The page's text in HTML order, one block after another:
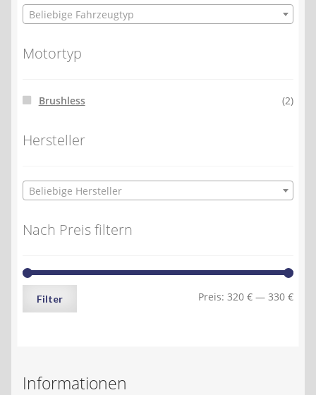
Beliebige Fahrzeugtyp
Motortyp
Brushless (2)
Hersteller
Beliebige Hersteller
Nach Preis filtern
Min.
Max.
Filter Preis: 320 € — 330 €
Informationen